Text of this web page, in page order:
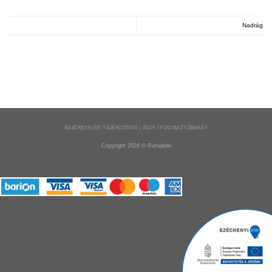
Nadrág
ADATKEZELÉSI TÁJÉKOZTATÓ | ÁSZF | FOGYASZTÓBARÁT
Copyright 2026 © Ruhadoki